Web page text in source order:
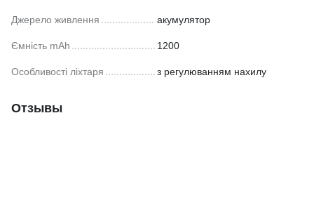
Джерело живлення акумулятор
Ємність mAh 1200
Особливості ліхтаря з регулюванням нахилу
Отзывы